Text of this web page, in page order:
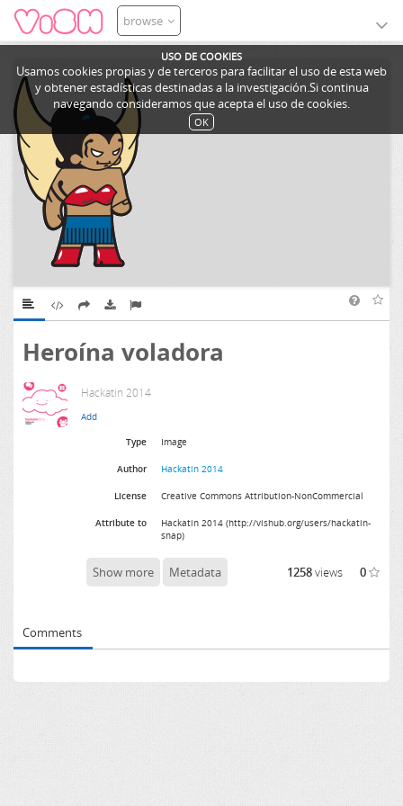
USO DE COOKIES
Usamos cookies propias y de terceros para facilitar el uso de esta web
y obtener estadísticas destinadas a la investigación.Si continua
navegando consideramos que acepta el uso de cookies.
OK
browse
Heroína voladora
Hackatin 2014
Type Image
Author Hackatin 2014
License Creative Commons Attribution-NonCommercial
Attribute to
Hackatin 2014 (http://vishub.org/users/hackatin-
snap)
Show more Metadata 1258views 0
Comments